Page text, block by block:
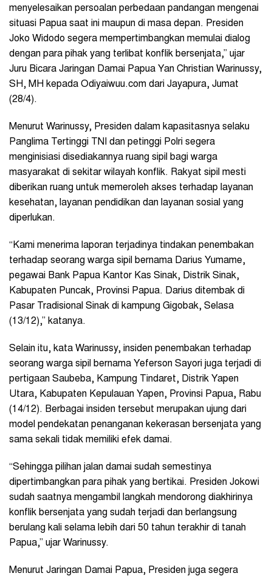
menyelesaikan persoalan perbedaan pandangan mengenai
situasi Papua saat ini maupun di masa depan. Presiden
Joko Widodo segera mempertimbangkan memulai dialog
dengan para pihak yang terlibat konflik bersenjata,” ujar
Juru Bicara Jaringan Damai Papua Yan Christian Warinussy,
SH, MH kepada Odiyaiwuu.com dari Jayapura, Jumat
(28/4).
Menurut Warinussy, Presiden dalam kapasitasnya selaku
Panglima Tertinggi TNI dan petinggi Polri segera
menginisiasi disediakannya ruang sipil bagi warga
masyarakat di sekitar wilayah konflik. Rakyat sipil mesti
diberikan ruang untuk memeroleh akses terhadap layanan
kesehatan, layanan pendidikan dan layanan sosial yang
diperlukan.
“Kami menerima laporan terjadinya tindakan penembakan
terhadap seorang warga sipil bernama Darius Yumame,
pegawai Bank Papua Kantor Kas Sinak, Distrik Sinak,
Kabupaten Puncak, Provinsi Papua. Darius ditembak di
Pasar Tradisional Sinak di kampung Gigobak, Selasa
(13/12),” katanya.
Selain itu, kata Warinussy, insiden penembakan terhadap
seorang warga sipil bernama Yeferson Sayori juga terjadi di
pertigaan Saubeba, Kampung Tindaret, Distrik Yapen
Utara, Kabupaten Kepulauan Yapen, Provinsi Papua, Rabu
(14/12). Berbagai insiden tersebut merupakan ujung dari
model pendekatan penanganan kekerasan bersenjata yang
sama sekali tidak memiliki efek damai.
“Sehingga pilihan jalan damai sudah semestinya
dipertimbangkan para pihak yang bertikai. Presiden Jokowi
sudah saatnya mengambil langkah mendorong diakhirinya
konflik bersenjata yang sudah terjadi dan berlangsung
berulang kali selama lebih dari 50 tahun terakhir di tanah
Papua,” ujar Warinussy.
Menurut Jaringan Damai Papua, Presiden juga segera